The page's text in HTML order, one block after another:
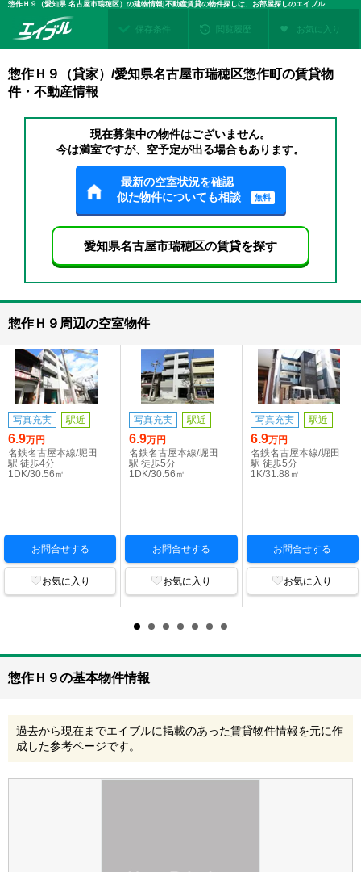
惣作Ｈ９（愛知県 名古屋市瑞穂区）の建物情報|不動産賃貸の物件探しは、お部屋探しのエイブル
保存条件 閲覧履歴 お気に入り
惣作Ｈ９（貸家）/愛知県名古屋市瑞穂区惣作町の賃貸物
件・不動産情報
現在募集中の物件はございません。
今は満室ですが、空予定が出る場合もあります。
最新の空室状況を確認
似た物件についても相談
無料
愛知県名古屋市瑞穂区の賃貸を探す
惣作Ｈ９周辺の空室物件
写真充実 駅近
6.9万円
名鉄名古屋本線/堀田
駅 徒歩4分
1DK/30.56㎡
お問合せする
お気に入り
写真充実 駅近
6.9万円
名鉄名古屋本線/堀田
駅 徒歩5分
1DK/30.56㎡
お問合せする
お気に入り
写真充実 駅近
6.9万円
名鉄名古屋本線/堀田
駅 徒歩5分
1K/31.88㎡
お問合せする
お気に入り
惣作Ｈ９の基本物件情報
過去から現在までエイブルに掲載のあった賃貸物件情報を元に作
成した参考ページです。